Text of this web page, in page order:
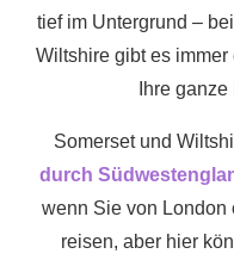
tief im Untergrund –
Wiltshire gibt es
Ihre
Somerset und
durch
wenn Sie von London
reisen, aber hier